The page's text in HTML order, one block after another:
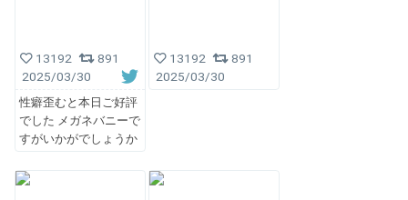
13192
891
2025/03/30
性癖歪むと本日ご好評
でした メガネバニーで
すがいかがでしょうか
13192
891
2025/03/30